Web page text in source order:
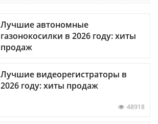
Лучшие автономные
газонокосилки в 2026 году: хиты
продаж
Лучшие видеорегистраторы в
2026 году: хиты продаж
48918